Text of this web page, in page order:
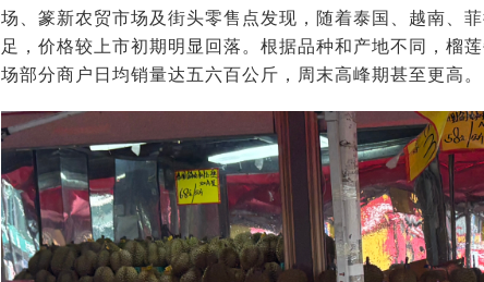
场、篆新农贸市场及街头零售点发现，随着泰国、越南、
足，价格较上市初期明显回落。根据品种和产地不同，榴
场部分商户日均销量达五六百公斤，周末高峰期甚至更高。